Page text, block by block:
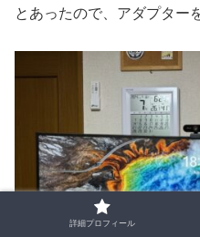
とあったので、アダプター
詳細プロフィール